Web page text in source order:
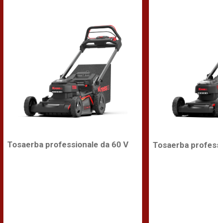
Tosaerba professionale da 60 V Tosaerba